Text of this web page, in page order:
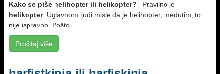
Kako se piše helihopter ili helikopter? Pravilno je
helikopter. Uglavnom lјudi misle da je helihopter, međutim, to
nije ispravno. Pošto ...
Pročitaj više